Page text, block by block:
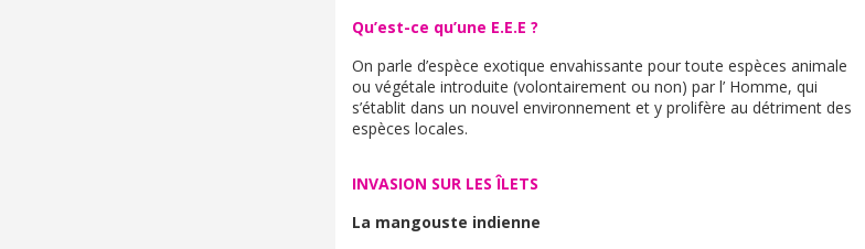
Qu’est-ce qu’une E.E.E ?
On parle d’espèce exotique envahissante pour toute espèces animale
ou végétale introduite (volontairement ou non) par l’ Homme, qui
s’établit dans un nouvel environnement et y prolifère au détriment des
espèces locales.
INVASION SUR LES ÎLETS
La mangouste indienne